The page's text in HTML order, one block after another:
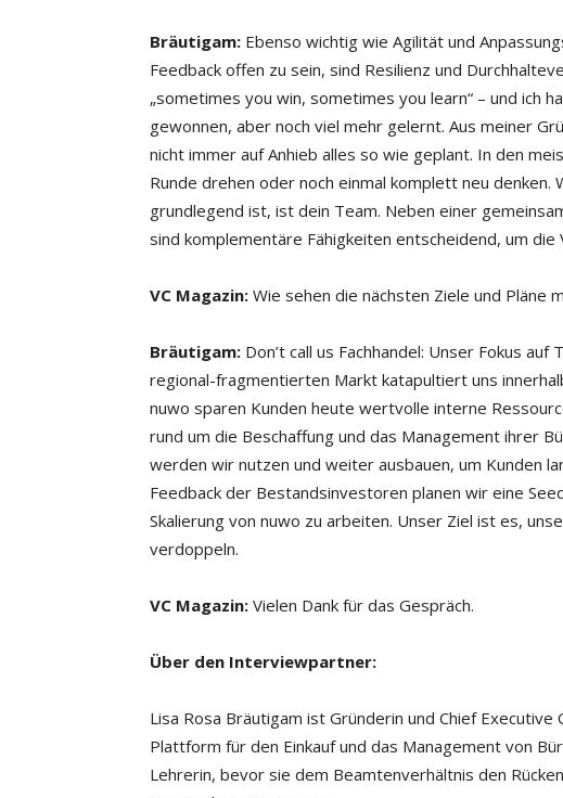
Bräutigam: Ebenso wichtig wie Agilität und
Feedback offen zu sein, sind Resilienz und
„sometimes you win, sometimes you learn“ – und ich
gewonnen, aber noch viel mehr gelernt. Aus meiner
nicht immer auf Anhieb alles so wie geplant. In den
Runde drehen oder noch einmal komplett neu denken.
grundlegend ist, ist dein Team. Neben einer
sind komplementäre Fähigkeiten entscheidend, um die
VC Magazin: Wie sehen die nächsten Ziele und Pläne
Bräutigam: Don’t call us Fachhandel: Unser Fokus
regional-fragmentierten Markt katapultiert uns
nuwo sparen Kunden heute wertvolle interne
rund um die Beschaffung und das Management ihrer
werden wir nutzen und weiter ausbauen, um Kunden
Feedback der Bestandsinvestoren planen wir eine
Skalierung von nuwo zu arbeiten. Unser Ziel ist es,
verdoppeln.
VC Magazin: Vielen Dank für das Gespräch.
Über den Interviewpartner:
Lisa Rosa Bräutigam ist Gründerin und Chief Executive
Plattform für den Einkauf und das Management von
Lehrerin, bevor sie dem Beamtenverhältnis den